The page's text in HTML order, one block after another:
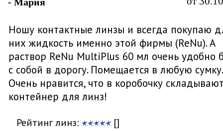
Ношу контактные линзы и всегда покупаю
них жидкость именно этой фирмы (ReNu). А
раствор ReNu MultiPlus 60 мл очень удобно
с собой в дорогу. Помещается в любую сумку.
Очень нравится, что в коробочку
контейнер для линз!
Рейтинг линз: []